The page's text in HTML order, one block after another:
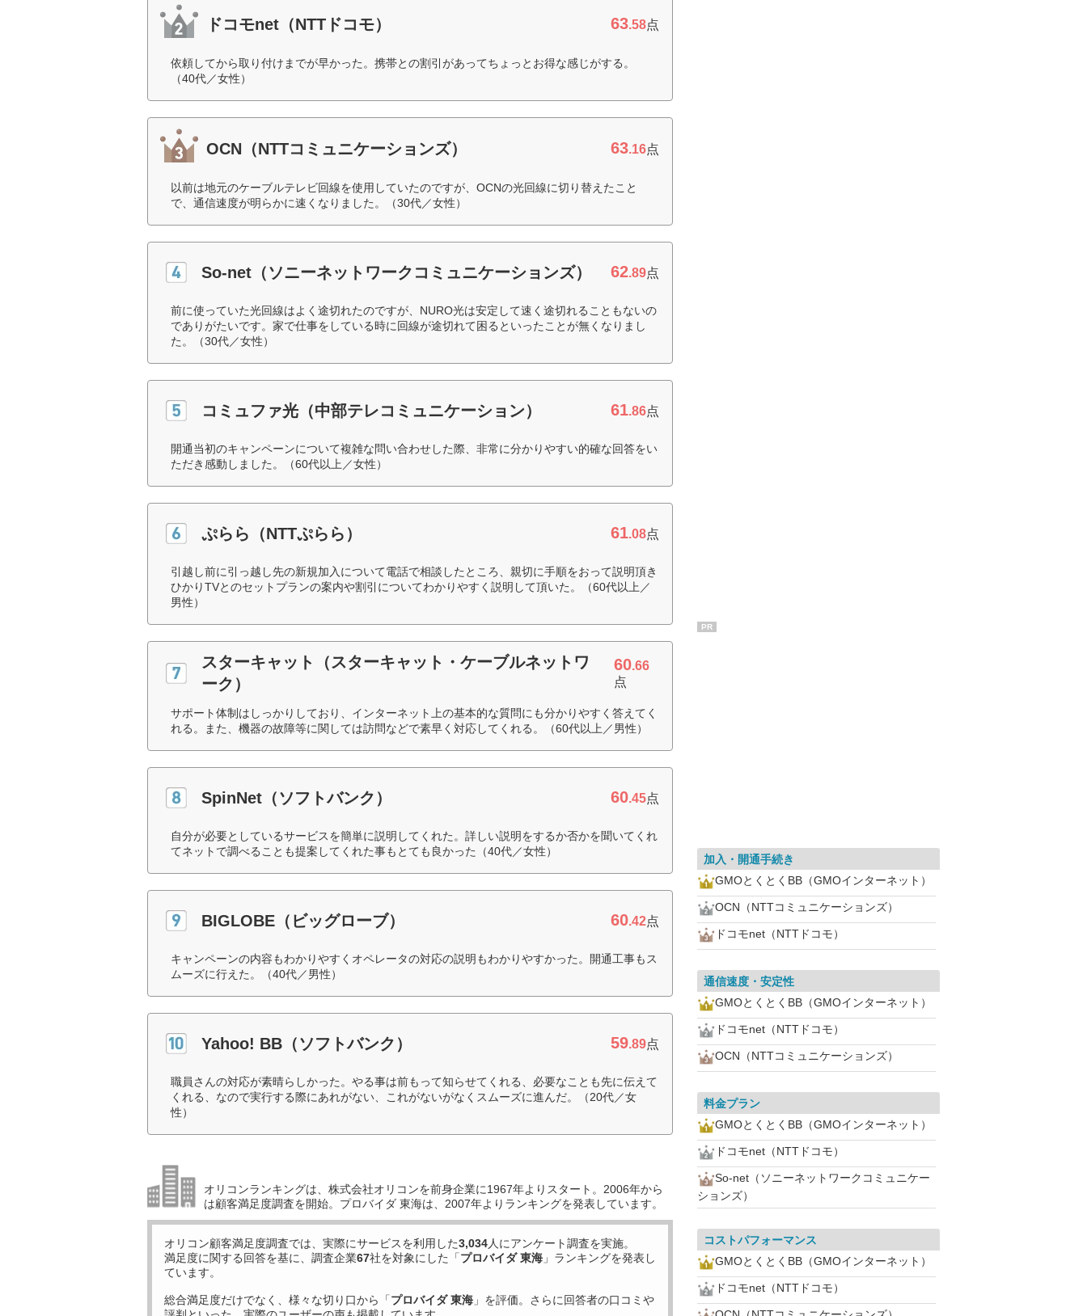
ドコモnet（NTTドコモ） 63.58点
依頼してから取り付けまでが早かった。携帯との割引があってちょっとお得な感じがする。
（40代／女性）
OCN（NTTコミュニケーションズ） 63.16点
以前は地元のケーブルテレビ回線を使用していたのですが、OCNの光回線に切り替えたこと
で、通信速度が明らかに速くなりました。（30代／女性）
So-net（ソニーネットワークコミュニケーションズ） 62.89点
前に使っていた光回線はよく途切れたのですが、NURO光は安定して速く途切れることもないの
でありがたいです。家で仕事をしている時に回線が途切れて困るといったことが無くなりまし
た。（30代／女性）
コミュファ光（中部テレコミュニケーション） 61.86点
開通当初のキャンペーンについて複雑な問い合わせした際、非常に分かりやすい的確な回答をい
ただき感動しました。（60代以上／女性）
ぷらら（NTTぷらら） 61.08点
引越し前に引っ越し先の新規加入について電話で相談したところ、親切に手順をおって説明頂き
ひかりTVとのセットプランの案内や割引についてわかりやすく説明して頂いた。（60代以上／
男性）
スターキャット（スターキャット・ケーブルネットワ
ーク）
60.66
点
サポート体制はしっかりしており、インターネット上の基本的な質問にも分かりやすく答えてく
れる。また、機器の故障等に関しては訪問などで素早く対応してくれる。（60代以上／男性）
SpinNet（ソフトバンク） 60.45点
自分が必要としているサービスを簡単に説明してくれた。詳しい説明をするか否かを聞いてくれ
てネットで調べることも提案してくれた事もとても良かった（40代／女性）
BIGLOBE（ビッグローブ） 60.42点
キャンペーンの内容もわかりやすくオペレータの対応の説明もわかりやすかった。開通工事もス
ムーズに行えた。（40代／男性）
Yahoo! BB（ソフトバンク） 59.89点
職員さんの対応が素晴らしかった。やる事は前もって知らせてくれる、必要なことも先に伝えて
くれる、なので実行する際にあれがない、これがないがなくスムーズに進んだ。（20代／女
性）
オリコンランキングは、株式会社オリコンを前身企業に1967年よりスタート。2006年から
は顧客満足度調査を開始。プロバイダ 東海は、2007年よりランキングを発表しています。
オリコン顧客満足度調査では、実際にサービスを利用した3,034人にアンケート調査を実施。
満足度に関する回答を基に、調査企業67社を対象にした「プロバイダ 東海 」ランキングを発表し
ています。
総合満足度だけでなく、様々な切り口から「プロバイダ 東海 」を評価。さらに回答者の口コミや
PR
加入・開通手続き
GMOとくとくBB（GMOインターネット）
OCN（NTTコミュニケーションズ）
ドコモnet（NTTドコモ）
通信速度・安定性
GMOとくとくBB（GMOインターネット）
ドコモnet（NTTドコモ）
OCN（NTTコミュニケーションズ）
料金プラン
GMOとくとくBB（GMOインターネット）
ドコモnet（NTTドコモ）
So-net（ソニーネットワークコミュニケー
ションズ）
コストパフォーマンス
GMOとくとくBB（GMOインターネット）
ドコモnet（NTTドコモ）